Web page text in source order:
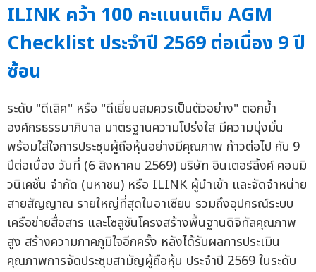
ILINK คว้า 100 คะแนนเต็ม AGM
Checklist ประจำปี 2569 ต่อเนื่อง 9 ปี
ซ้อน
ระดับ "ดีเลิศ" หรือ "ดีเยี่ยมสมควรเป็นตัวอย่าง" ตอกย้ำ
องค์กรธรรมาภิบาล มาตรฐานความโปร่งใส มีความมุ่งมั่น
พร้อมใส่ใจการประชุมผู้ถือหุ้นอย่างมีคุณภาพ ก้าวต่อไป กับ 9
ปีต่อเนื่อง วันที่ (6 สิงหาคม 2569) บริษัท อินเตอร์ลิ้งค์ คอมมิ
วนิเคชั่น จำกัด (มหาชน) หรือ ILINK ผู้นำเข้า และจัดจำหน่าย
สายสัญญาณ รายใหญ่ที่สุดในอาเซียน รวมถึงอุปกรณ์ระบบ
เครือข่ายสื่อสาร และโซลูชันโครงสร้างพื้นฐานดิจิทัลคุณภาพ
สูง สร้างความภาคภูมิใจอีกครั้ง หลังได้รับผลการประเมิน
คุณภาพการจัดประชุมสามัญผู้ถือหุ้น ประจำปี 2569 ในระดับ